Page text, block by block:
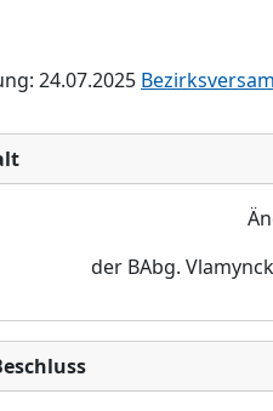
24.07.2025
Ä
der BAbg.